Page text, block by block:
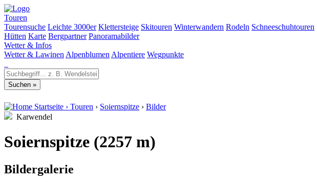
Touren
Tourensuche Leichte 3000er Klettersteige Skitouren Winterwandern Rodeln Schneeschuhtouren
Hütten Karte Bergpartner Panoramabilder
Wetter & Infos
Wetter & Lawinen Alpenblumen Alpentiere Wegpunkte
Startseite › Touren › Soiernspitze › Bilder
Karwendel
Soiernspitze (2257 m)
Bildergalerie